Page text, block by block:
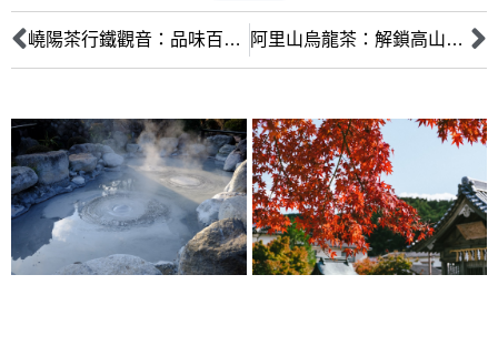
嶢陽茶行鐵觀音：品味百年焙火工藝與獨特「觀音韻」的極致饗宴 阿里山烏龍茶：解鎖高山茶葉的清香回甘絕韻